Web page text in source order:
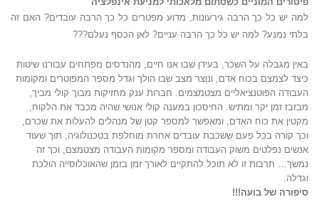
למה יש כל כך הרבה גירעונות, מדוע מפטרים כל כך הרבה עובדים? האם זה
בלתי נמנע? למה יש כל כך הרבה עניים? לאן הכסף נעלם???
באין מגבלה על השכר, בעידן שבו אנו חיים, מהנדסים מפתחים עבורנו שיטות
כיצד לצמצם בכוח אדם, ונוצר מצב שבו הולך וגדל מספר המפוטרים ומקומות
העבודה הפוטנציאליים מצטמצמים. חברות ענק מחזיקות מבוך קולי מביך,
מבזבז זמן יקר ומתיש. החיסכון במענה קולי אנושי שהיה מכבד את הלקוח,
מקטין את כוח האדם, ומאפשר למספר קטן של מנהלים להעלות את שכרם,
וכך קורה בכל פעם ששכבת עובדים אחרת מוחלפת בטכנולוגיה, תוך שעוד
אנשים נפלטים משוק העבודה ומספר מקומות העבודה מצטמצם, וכך זה
נמשך… תרבות זו לא תוכל להתקיים לאורך זמן בזמן שהאוכלוסייה הולכת
וגדלה.
סיפורה של בועה!!!